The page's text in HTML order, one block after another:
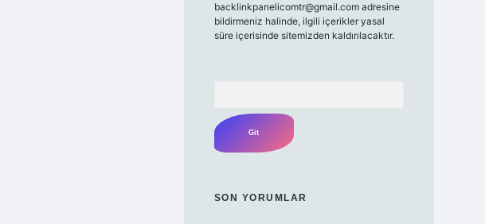
backlinkpanelicomtr@gmail.comadresine
bildirmeniz halinde, ilgili içerikler yasal
süre içerisinde sitemizden kaldırılacaktır.
SON YORUMLAR